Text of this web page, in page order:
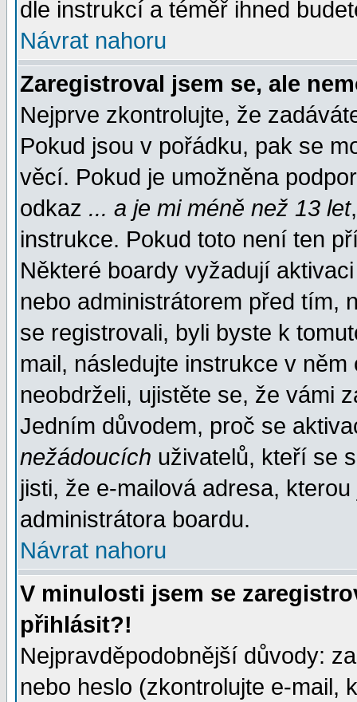
dle instrukcí a téměř ihned
Návrat nahoru
Zaregistroval jsem se, ale
Nejprve zkontrolujte, že
Pokud jsou v pořádku, pak se
věcí. Pokud je umožněna
odkaz ... a je mi méně než 13 let
instrukce. Pokud toto není ten
Některé boardy vyžadují
nebo administrátorem před tím,
se registrovali, byli byste k
mail, následujte instrukce v
neobdrželi, ujistěte se, že vámi
Jedním důvodem, proč se
nežádoucích uživatelů, kteří se
jisti, že e-mailová adresa,
administrátora boardu.
Návrat nahoru
V minulosti jsem se
přihlásit?!
Nejpravděpodobnější důvody:
nebo heslo (zkontrolujte e-mail,